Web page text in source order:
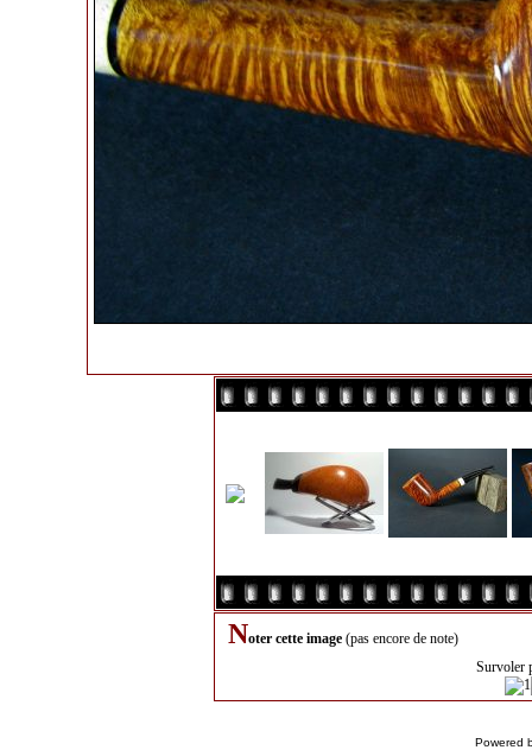
Noter cette image (pas encore de note)
Survoler
Powered